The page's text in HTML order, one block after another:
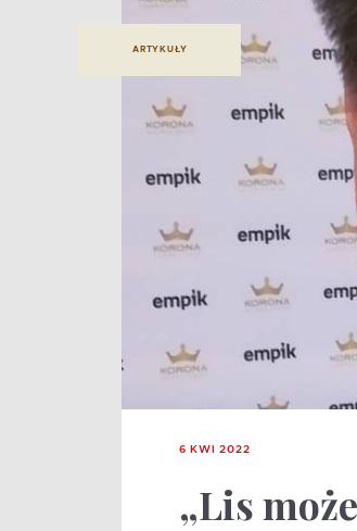
ARTYKUŁY
6 KWI 2022
„Lis